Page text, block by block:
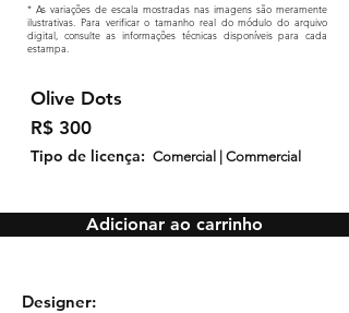
* As variações de escala mostradas nas imagens são meramente
ilustrativas. Para verificar o tamanho real do módulo do arquivo
digital, consulte as informações técnicas disponíveis para cada
estampa.
Olive Dots
R$ 300
Tipo de licença: Comercial | Commercial
Adicionar ao carrinho
Designer: